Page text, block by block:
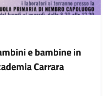
e bambine in
Carrara